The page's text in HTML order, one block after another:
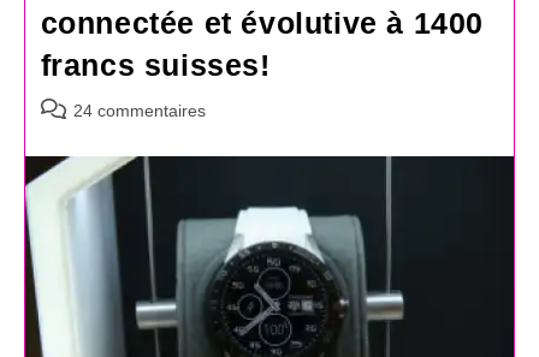
connectée et évolutive à 1400
francs suisses!
Commentaires
la
publication :
24 commentaires